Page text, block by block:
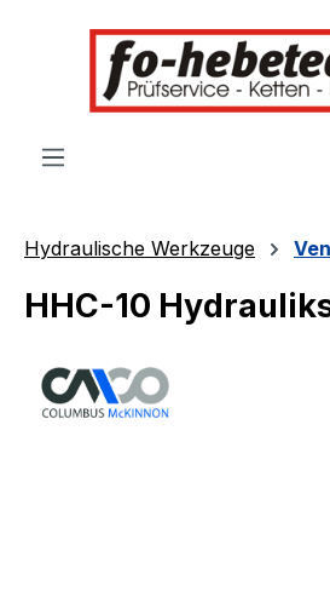
springen
Hydraulische Werkzeuge
HHC-10